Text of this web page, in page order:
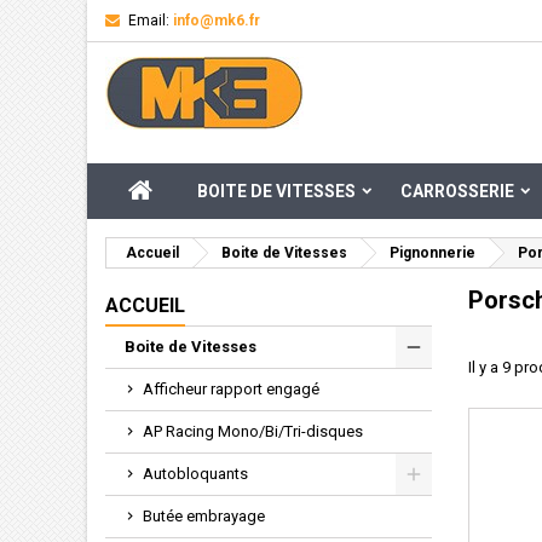
Email: info@mk6.fr
ACCUEILBOITE DE VITESSES CARROSSERIE
Accueil Boite de Vitesses Pignonnerie
ACCUEIL
Boite de Vitesses
Afficheur rapport engagé
AP Racing Mono/Bi/Tri-disques
Autobloquants
Butée embrayage
Il y a 9